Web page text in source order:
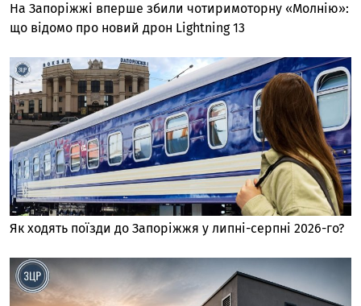
На Запоріжжі вперше збили чотиримоторну «Молнію»:
що відомо про новий дрон Lightning 13
Як ходять поїзди до Запоріжжя у липні-серпні 2026-го?